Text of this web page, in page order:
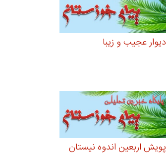
دیوار عجیب و زیبا
پویش اربعین اندوه نیستان